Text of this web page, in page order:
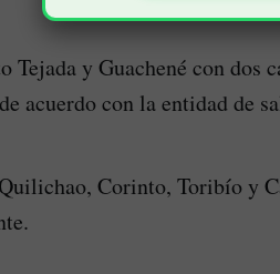
Tejada y Guachené con dos
acuerdo con la entidad de
Corinto, Toribío y